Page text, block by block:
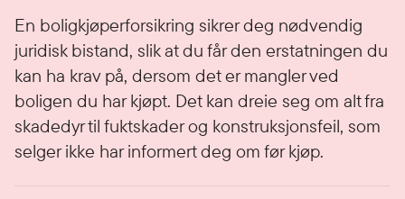
En boligkjøperforsikring sikrer deg nødvendig
juridisk bistand, slik at du får den erstatningen du
kan ha krav på, dersom det er mangler ved
boligen du har kjøpt. Det kan dreie seg om alt fra
skadedyr til fuktskader og konstruksjonsfeil, som
selger ikke har informert deg om før kjøp.